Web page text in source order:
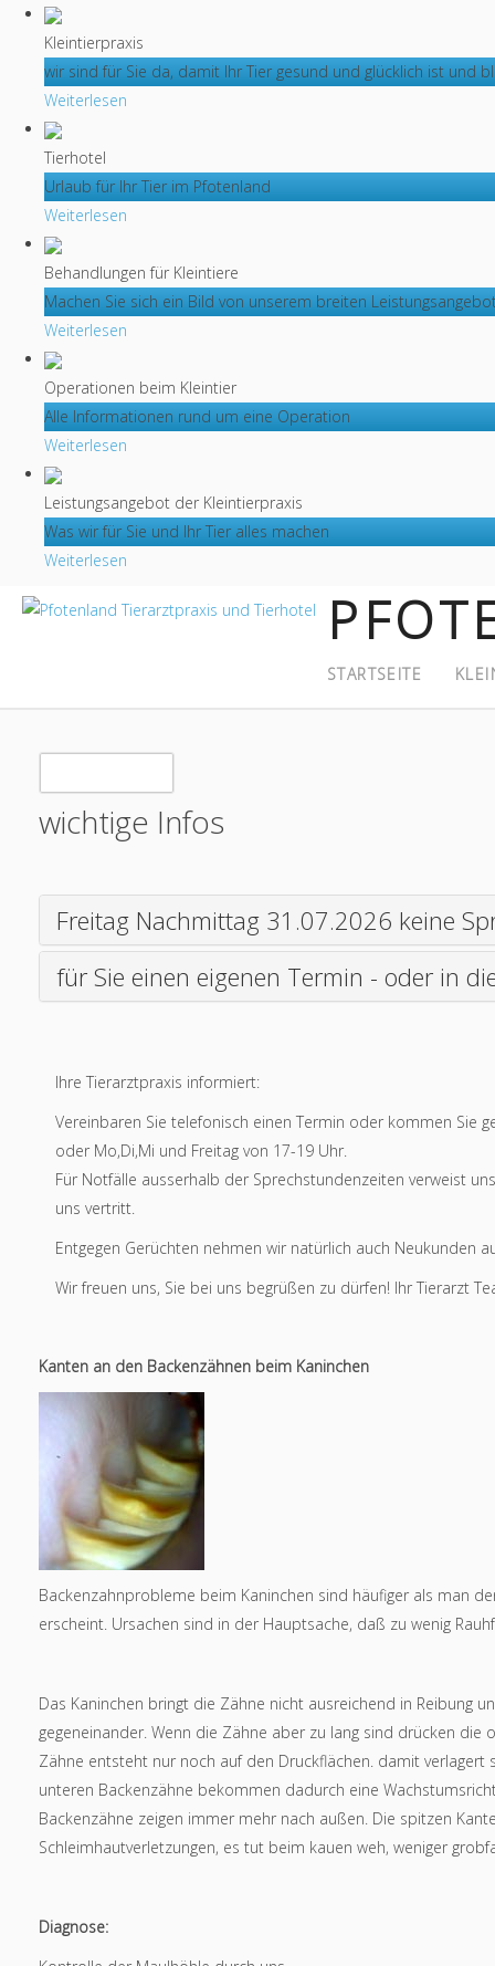
Kleintierpraxis
wir sind für Sie da, damit Ihr Tier gesund und glücklich ist und
Weiterlesen
Tierhotel
Urlaub für Ihr Tier im Pfotenland
Weiterlesen
Behandlungen für Kleintiere
Machen Sie sich ein Bild von unserem breiten
Weiterlesen
Operationen beim Kleintier
Alle Informationen rund um eine Operation
Weiterlesen
Leistungsangebot der Kleintierpraxis
Was wir für Sie und Ihr Tier alles machen
Weiterlesen
STARTSEITE
wichtige Infos
Freitag Nachmittag 31.07.2026 keine
für Sie einen eigenen Termin - oder in
Ihre Tierarztpraxis informiert:
Vereinbaren Sie telefonisch einen Termin oder kommen Sie
oder Mo,Di,Mi und Freitag von 17-19 Uhr.
Für Notfälle ausserhalb der Sprechstundenzeiten verweist
uns vertritt.
Entgegen Gerüchten nehmen wir natürlich auch Neukunden
Wir freuen uns, Sie bei uns begrüßen zu dürfen! Ihr Tierarzt
Kanten an den Backenzähnen beim Kaninchen
Backenzahnprobleme beim Kaninchen sind häufiger als man
erscheint. Ursachen sind in der Hauptsache, daß zu wenig
Das Kaninchen bringt die Zähne nicht ausreichend in Reibung
gegeneinander. Wenn die Zähne aber zu lang sind drücken
Zähne entsteht nur noch auf den Druckflächen. damit
unteren Backenzähne bekommen dadurch eine
Backenzähne zeigen immer mehr nach außen. Die spitzen
Schleimhautverletzungen, es tut beim kauen weh, weniger
Diagnose: